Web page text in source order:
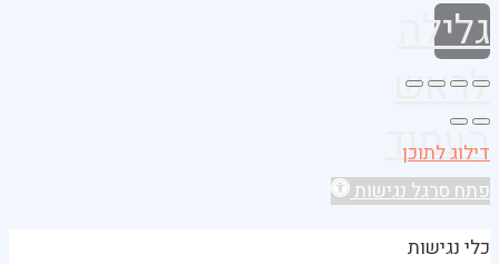
גלילה
לראש
העמוד
דילוג לתוכן
פתח סרגל נגישות
כלי נגישות